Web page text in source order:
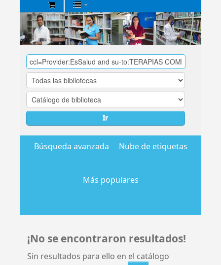
Biblioteca
Central
EsSalud
Ir
Búsqueda avanzada Nube de etiquetas
Más populares
¡No se encontraron resultados!
Sin resultados para ello en el catálogo